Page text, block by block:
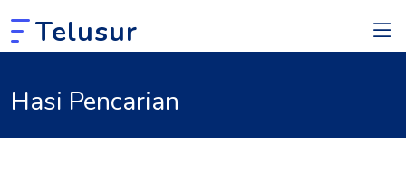
Telusur
Hasi Pencarian